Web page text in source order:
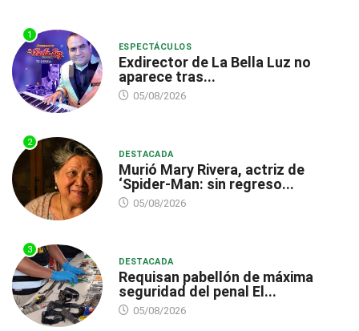
1
ESPECTÁCULOS
Exdirector de La Bella Luz no
aparece tras...
05/08/2026
2
DESTACADA
Murió Mary Rivera, actriz de
‘Spider-Man: sin regreso...
05/08/2026
3
DESTACADA
Requisan pabellón de máxima
seguridad del penal El...
05/08/2026